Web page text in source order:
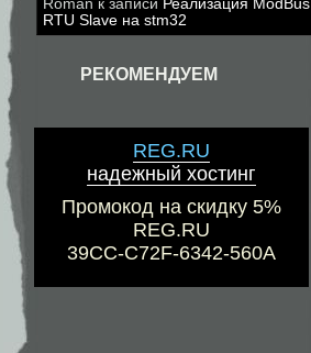
Roman к записи Реализация ModBus
RTU Slave на stm32
РЕКОМЕНДУЕМ
REG.RU
надежный хостинг
Промокод на скидку 5%
REG.RU
39CC-C72F-6342-560A